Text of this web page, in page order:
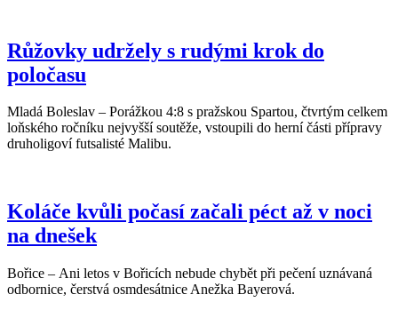
Růžovky udržely s rudými krok do
poločasu
Mladá Boleslav – Porážkou 4:8 s pražskou Spartou, čtvrtým celkem
loňského ročníku nejvyšší soutěže, vstoupili do herní části přípravy
druholigoví futsalisté Malibu.
Koláče kvůli počasí začali péct až v noci
na dnešek
Bořice – Ani letos v Bořicích nebude chybět při pečení uznávaná
odbornice, čerstvá osmdesátnice Anežka Bayerová.